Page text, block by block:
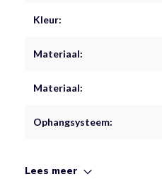
Kleur:
Materiaal:
Materiaal:
Ophangsysteem:
Lees meer